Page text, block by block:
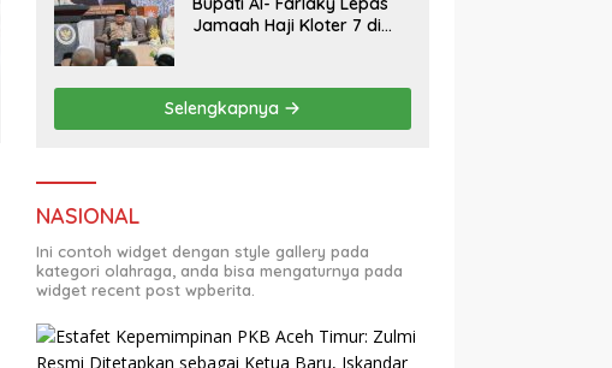
Jamaah Haji Kloter 7 di
Selengkapnya
NASIONAL
Ini contoh widget dengan style gallery pada
kategori olahraga, anda bisa mengaturnya pada
widget recent post wpberita.